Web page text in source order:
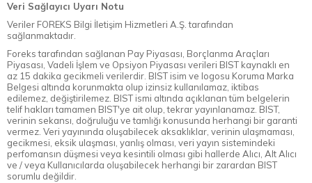
Veri Sağlayıcı Uyarı Notu
Veriler FOREKS Bilgi İletişim Hizmetleri A.Ş. tarafından
sağlanmaktadır.
Foreks tarafından sağlanan Pay Piyasası, Borçlanma Araçları
Piyasası, Vadeli İşlem ve Opsiyon Piyasası verileri BIST kaynaklı en
az 15 dakika gecikmeli verilerdir. BIST isim ve logosu Koruma Marka
Belgesi altında korunmakta olup izinsiz kullanılamaz, iktibas
edilemez, değiştirilemez. BIST ismi altında açıklanan tüm belgelerin
telif hakları tamamen BIST'ye ait olup, tekrar yayınlanamaz. BIST,
verinin sekansı, doğruluğu ve tamlığı konusunda herhangi bir garanti
vermez. Veri yayınında oluşabilecek aksaklıklar, verinin ulaşmaması,
gecikmesi, eksik ulaşması, yanlış olması, veri yayın sistemindeki
perfomansın düşmesi veya kesintili olması gibi hallerde Alıcı, Alt Alıcı
ve / veya Kullanıcılarda oluşabilecek herhangi bir zarardan BIST
sorumlu değildir.